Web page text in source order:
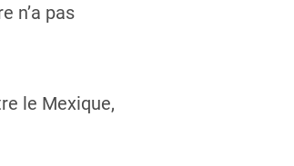
n’a pas
le Mexique,